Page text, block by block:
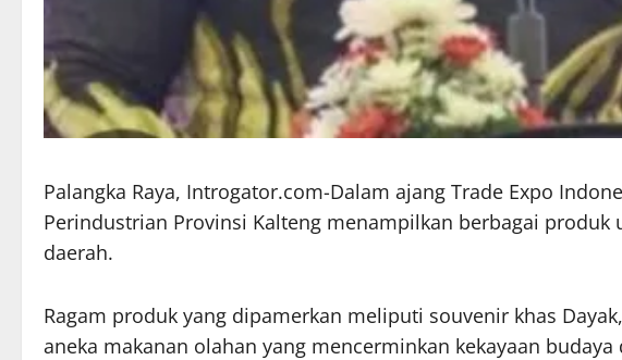
Palangka Raya, Introgator.com-Dalam ajang Trade Expo
Perindustrian Provinsi Kalteng menampilkan berbagai produk
daerah.
Ragam produk yang dipamerkan meliputi souvenir khas
aneka makanan olahan yang mencerminkan kekayaan